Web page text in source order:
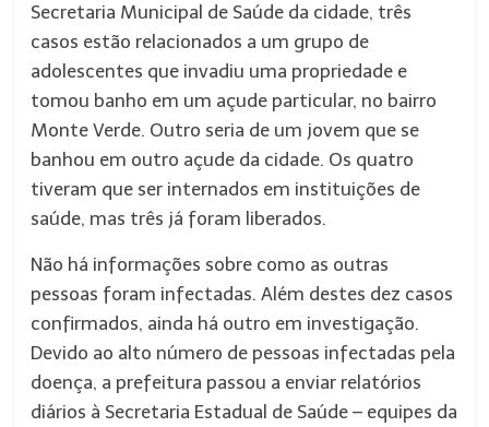
Secretaria Municipal de Saúde da cidade, três
casos estão relacionados a um grupo de
adolescentes que invadiu uma propriedade e
tomou banho em um açude particular, no bairro
Monte Verde. Outro seria de um jovem que se
banhou em outro açude da cidade. Os quatro
tiveram que ser internados em instituições de
saúde, mas três já foram liberados.
Não há informações sobre como as outras
pessoas foram infectadas. Além destes dez casos
confirmados, ainda há outro em investigação.
Devido ao alto número de pessoas infectadas pela
doença, a prefeitura passou a enviar relatórios
diários à Secretaria Estadual de Saúde – equipes da